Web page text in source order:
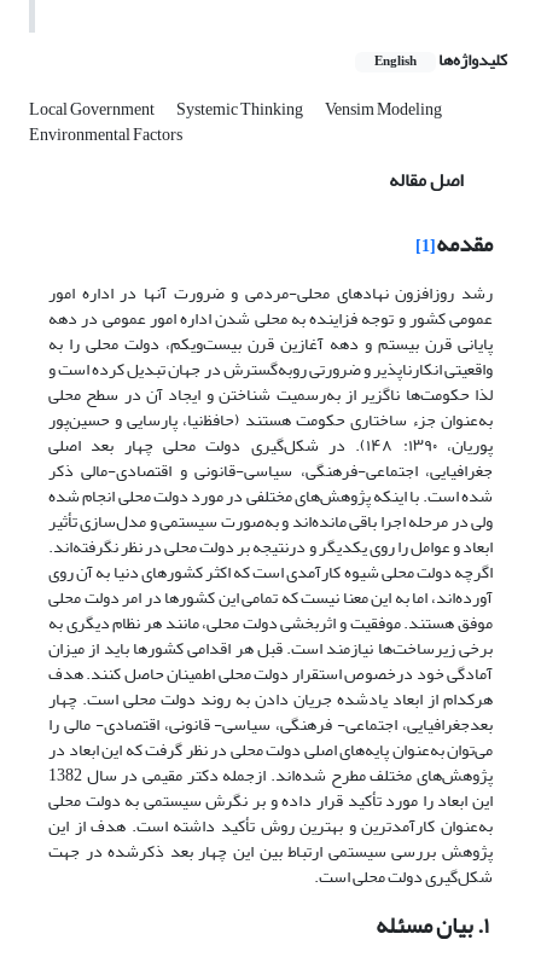
کلیدواژه‌ها English
Local Government Systemic Thinking Vensim Modeling
Environmental Factors
اصل مقاله
مقدمه[1]
رشد روزافزون نهادهای محلی‌-‌‌مردمی و ضرورت آنها در اداره امور
عمومی کشور و توجه فزاینده به محلی شدن اداره امور عمومی در دهه
پایانی قرن بیستم و دهه آغازین قرن بیست‌ویکم، دولت محلی را به
واقعیتی انکارناپذیر و ضرورتی رو‌به‌گسترش در جهان تبدیل کرده است و
لذا حکومت‌ها ناگزیر از به‌رسمیت شناختن و ایجاد آن در سطح محلی
به‌عنوان جزء ساختاری حکومت هستند (حافظ‌نیا، پارسایی و حسین‌پور
پوریان، ۱۳۹۰: ۱۴۸). در شکل‌گیری دولت محلی چهار بعد اصلی
جغرافیایی، اجتماعی-‌فرهنگی، سیاسی-‌قانونی و اقتصادی-‌مالی ذکر
شده است. با اینکه پژوهش‌های مختلفی در مورد دولت محلی انجام ‌شده
ولی در مرحله اجرا باقی مانده‌اند و به‌صورت سیستمی و مدل‌سازی تأثیر
ابعاد و عوامل را روی یکدیگر و درنتیجه بر دولت محلی در نظر نگرفته‌اند.
اگرچه دولت محلی شیوه کارآمدی است که اکثر کشورهای دنیا به آن روی
آورده‌اند، اما به این معنا نیست که تمامی این کشورها در امر دولت محلی
موفق هستند. موفقیت و اثربخشی دولت محلی، مانند هر نظام دیگری به
برخی زیرساخت‌ها نیازمند است. قبل هر اقدامی کشورها باید از میزان
آمادگی خود درخصوص استقرار دولت محلی اطمینان حاصل کنند. هدف
هرکدام از ابعاد یادشده جریان دادن به روند دولت محلی است. چهار
بعدجغرافیایی، اجتماعی- فرهنگی، سیاسی- قانونی، اقتصادی- مالی را
می‌توان به‌عنوان پایه‌های اصلی دولت محلی در نظر گرفت که این ابعاد در
پژوهش‌های مختلف مطرح‌ شده‌اند. ازجمله دکتر مقیمی در سال 1382
این ابعاد را مورد تأکید قرار داده و بر نگرش سیستمی به دولت محلی
به‌عنوان کارآمدترین و بهترین روش تأکید داشته است. هدف از این
پژوهش بررسی سیستمی ارتباط بین این چهار بعد ذکرشده در جهت
شکل‌گیری دولت محلی است.
۱. بیان مسئله